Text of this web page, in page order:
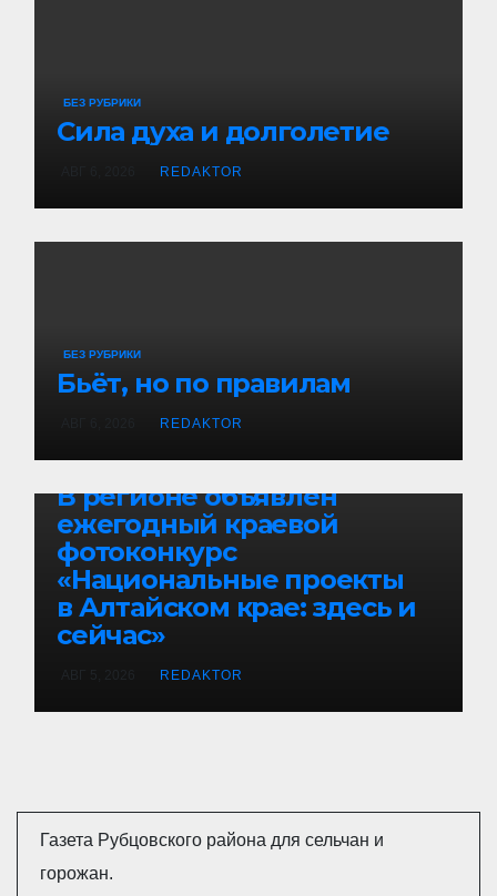
БЕЗ РУБРИКИ
Сила духа и долголетие
REDAKTOR
БЕЗ РУБРИКИ
Бьёт, но по правилам
REDAKTOR
В регионе объявлен
ежегодный краевой
фотоконкурс
«Национальные проекты
в Алтайском крае: здесь и
сейчас»
REDAKTOR
Газета Рубцовского района для сельчан и
горожан.